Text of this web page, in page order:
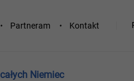
Partneram Kontakt
Niemiec